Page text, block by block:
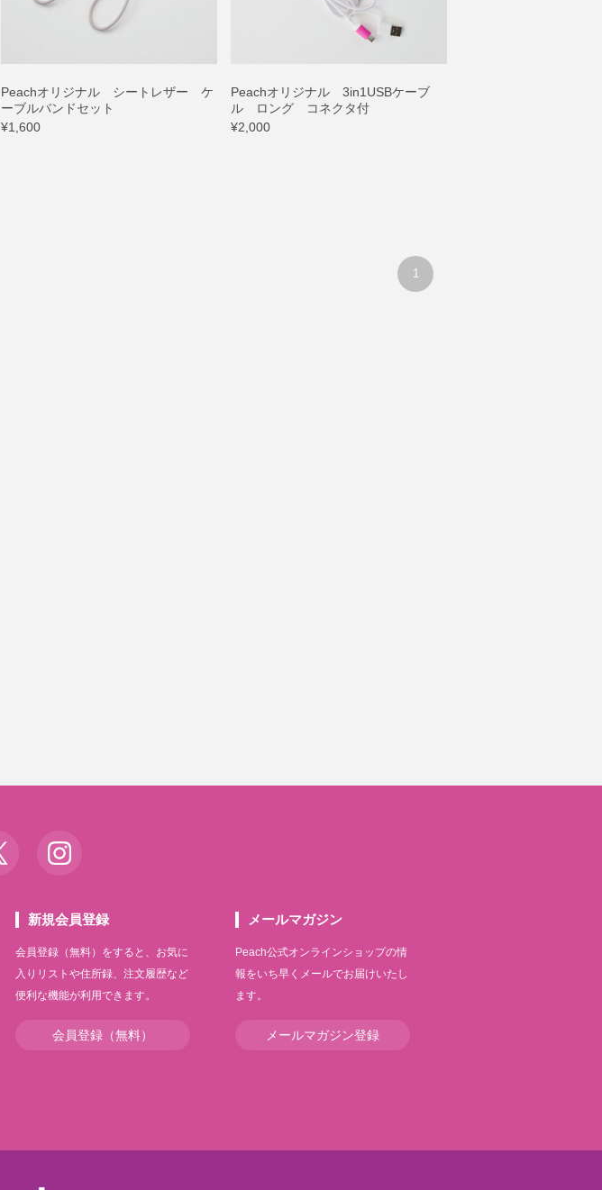
Peachオリジナル シートレザー ケ
ーブルバンドセット
¥1,600
Peachオリジナル 3in1USBケーブ
ル ロング コネクタ付
¥2,000
1
新規会員登録
会員登録（無料）をすると、お気に
入りリストや住所録、注文履歴など
便利な機能が利用できます。
会員登録（無料）
メールマガジン
Peach公式オンラインショップの情
報をいち早くメールでお届けいたし
ます。
メールマガジン登録